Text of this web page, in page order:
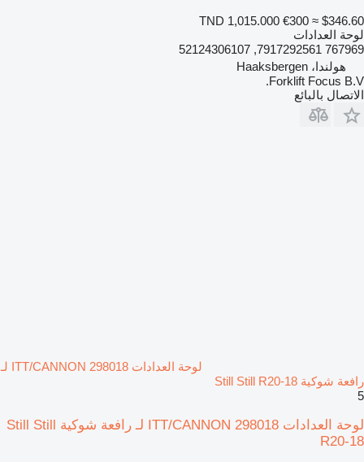
TND 1,015.000 €300 ≈ $346.60
لوحة العدادات
767969 7917292561, 52124306107
هولندا، Haaksbergen
Forklift Focus B.V.
الاتصال بالبائع
لوحة العدادات ITT/CANNON 298018 لـ
رافعة شوكية Still Still R20-18
5
لوحة العدادات ITT/CANNON 298018 لـ رافعة شوكية Still Still
R20-18